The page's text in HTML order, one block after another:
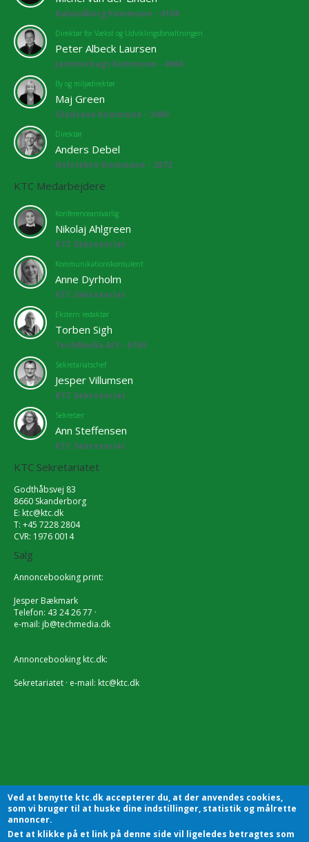
Kalundborg Kommune - 4108
Direktør for Vækst og Udviklingsforvaltningen
Peter Albeck Laursen
Jammerbugt Kommune - 4068
By og miljødirektør
Maj Green
Gladsaxe Kommune - 3460
Direktør
Anders Debel
Holstebro Kommune - 3872
KTC Medarbejdere
Konferenceansvarlig
Nikolaj Ahlgreen
KTC Sekretariat
Kommunikationskonsulent
Anne Dyrholm
KTC Sekretariat
Ekstern redaktør
Torben Sigh
TechMedia A/S - 6769
Sekretariatschef
Jesper Villumsen
KTC Sekretariat
Sekretær
Ann Steffensen
KTC Sekretariat
KTC Sekretariatet
Godthåbsvej 83
8660 Skanderborg
E: ktc@ktc.dk
T: +45 7228 2804
CVR: 1976 0014
Salg
Annoncebooking print:
Jesper Bækmark
Telefon: 43 24 26 77 ·
e-mail: jb@techmedia.dk
Annoncebooking ktc.dk:
Sekretariatet · e-mail: ktc@ktc.dk
Ved at benytte ktc.dk accepterer du, at der anvendes cookies,
som vi bruger til at huske dine indstillinger, statistik og målrette
annoncer.
Det at klikke på et link på denne side vil ligeledes betragtes som